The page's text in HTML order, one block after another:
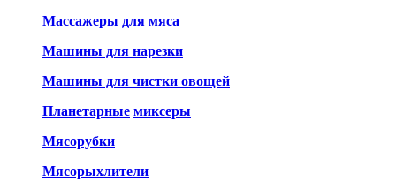
Массажеры для мяса
Машины для нарезки
Машины для чистки овощей
Планетарные миксеры
Мясорубки
Мясорыхлители